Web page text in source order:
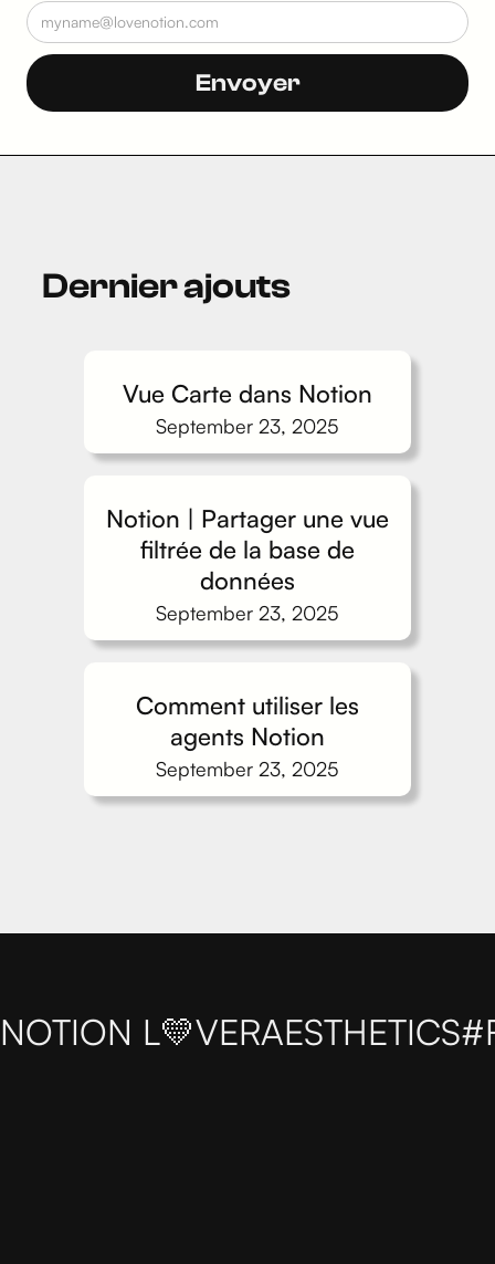
Dernier ajouts
Vue Carte dans Notion
September 23, 2025
Notion | Partager une vue
filtrée de la base de
données
September 23, 2025
Comment utiliser les
agents Notion
September 23, 2025
NOTION L💛VERAESTHETICS